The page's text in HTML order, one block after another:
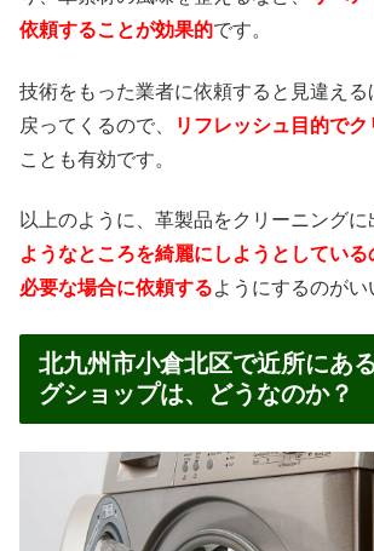
依頼することが効果的です。
技術をもった業者に依頼すると見違える
戻ってくるので、
リフレッシュ目的で
ことも有効です。
以上のように、革製品をクリーニングに
ようなところを綺麗にしようとしている
必要な場合に依頼するようにするのがい
北九州市小倉北区で近所にあ
グショップは、どうなのか？